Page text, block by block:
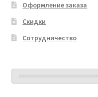
Оформление заказа
Скидки
Сотрудничество